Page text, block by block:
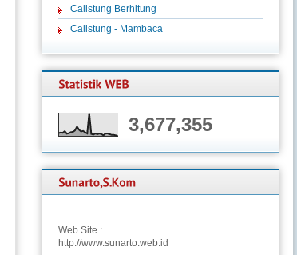
Calistung Berhitung
Calistung - Mambaca
3,677,355
Web Site :
http://www.sunarto.web.id